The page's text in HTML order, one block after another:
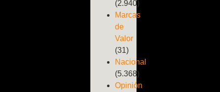
(2.940)
Marcas
de
Valor
(31)
Nacional
(5.368)
Opinión